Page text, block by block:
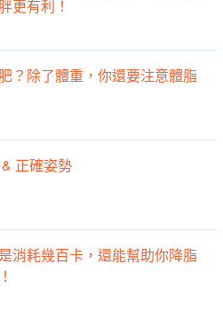
更有利！
？除了體重，你還要注意體脂
正確姿勢
消耗幾百卡，還能幫助你降脂